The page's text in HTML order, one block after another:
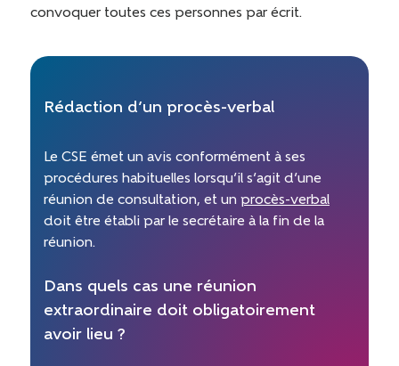
convoquer toutes ces personnes par écrit.
Rédaction d’un procès-verbal
Le CSE émet un avis conformément à ses
procédures habituelles lorsqu’il s’agit d’une
réunion de consultation, et un procès-verbal
doit être établi par le secrétaire à la fin de la
réunion.
Dans quels cas une réunion
extraordinaire doit obligatoirement
avoir lieu ?